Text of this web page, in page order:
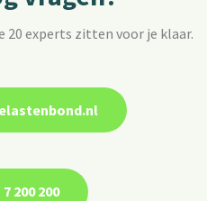
20 experts zitten voor je klaar.
7 200 200